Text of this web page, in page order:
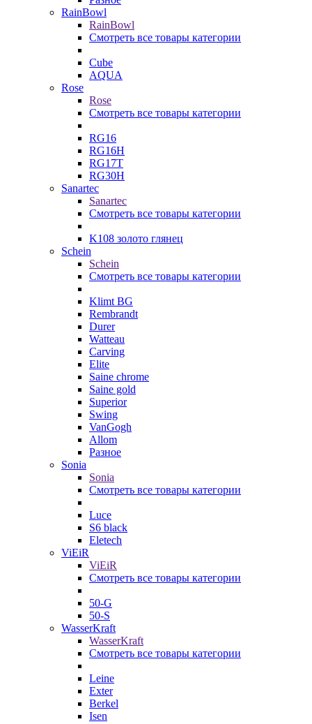
RainBowl
RainBowl
Смотреть все товары категории
Cube
AQUA
Rose
Rose
Смотреть все товары категории
RG16
RG16H
RG17T
RG30H
Sanartec
Sanartec
Смотреть все товары категории
K108 золото глянец
Schein
Schein
Смотреть все товары категории
Klimt BG
Rembrandt
Durer
Watteau
Carving
Elite
Saine chrome
Saine gold
Superior
Swing
VanGogh
Allom
Разное
Sonia
Sonia
Смотреть все товары категории
Luce
S6 black
Eletech
ViEiR
ViEiR
Смотреть все товары категории
50-G
50-S
WasserKraft
WasserKraft
Смотреть все товары категории
Leine
Exter
Berkel
Isen